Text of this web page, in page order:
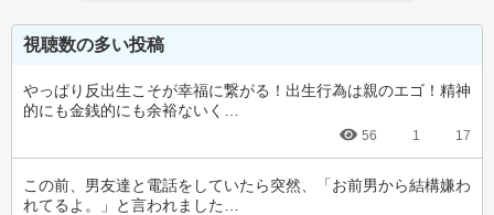
視聴数の多い投稿
やっぱり反出生こそが幸福に繋がる！出生行為は親のエゴ！精神
的にも金銭的にも余裕ないく…
56 1 17
この前、男友達と電話をしていたら突然、「お前男から結構嫌わ
れてるよ。」と言われました…